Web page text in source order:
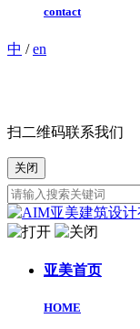
contact
中 /en
扫二维码联系我们
关闭
亚美首页
HOME